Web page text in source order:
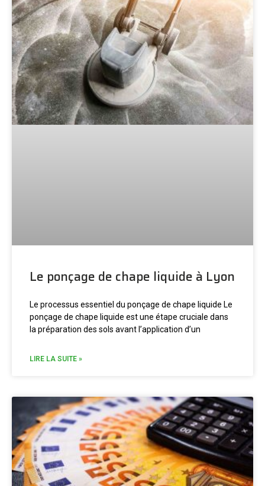
Le ponçage de chape liquide à Lyon
Le processus essentiel du ponçage de chape liquide Le
ponçage de chape liquide est une étape cruciale dans
la préparation des sols avant l’application d’un
LIRE LA SUITE »